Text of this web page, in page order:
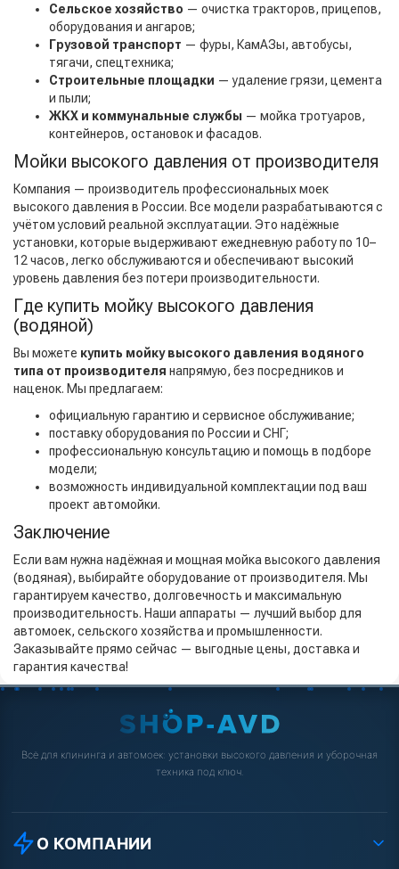
Сельское хозяйство — очистка тракторов, прицепов,
оборудования и ангаров;
Грузовой транспорт — фуры, КамАЗы, автобусы,
тягачи, спецтехника;
Строительные площадки — удаление грязи, цемента
и пыли;
ЖКХ и коммунальные службы — мойка тротуаров,
контейнеров, остановок и фасадов.
Мойки высокого давления от производителя
Компания — производитель профессиональных моек
высокого давления в России. Все модели разрабатываются с
учётом условий реальной эксплуатации. Это надёжные
установки, которые выдерживают ежедневную работу по 10–
12 часов, легко обслуживаются и обеспечивают высокий
уровень давления без потери производительности.
Где купить мойку высокого давления
(водяной)
Вы можете купить мойку высокого давления водяного
типа от производителя напрямую, без посредников и
наценок. Мы предлагаем:
официальную гарантию и сервисное обслуживание;
поставку оборудования по России и СНГ;
профессиональную консультацию и помощь в подборе
модели;
возможность индивидуальной комплектации под ваш
проект автомойки.
Заключение
Если вам нужна надёжная и мощная мойка высокого давления
(водяная), выбирайте оборудование от производителя. Мы
гарантируем качество, долговечность и максимальную
производительность. Наши аппараты — лучший выбор для
автомоек, сельского хозяйства и промышленности.
Заказывайте прямо сейчас — выгодные цены, доставка и
гарантия качества!
Всё для клининга и автомоек: установки высокого давления и уборочная
техника под ключ.
О КОМПАНИИ